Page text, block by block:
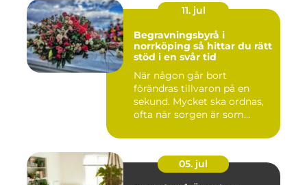
11. jul
Begravningsbyrå i
norrköping så hittar du rätt
stöd i en svår tid
När någon går bort
förändras tillvaron på en
sekund. Mycket ska ordnas,
ofta när sorgen är som
05. jul